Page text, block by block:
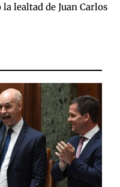
lealtad de Juan Carlos